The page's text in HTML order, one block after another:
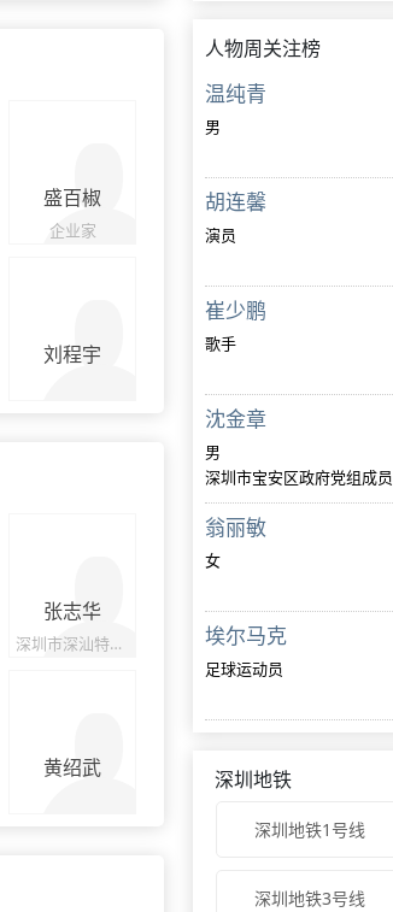
盛百椒
企业家
刘程宇
张志华
深圳市深汕特别合作区党工委委员、管委会副主任
黄绍武
人物周关注榜
温纯青
男
胡连馨
演员
崔少鹏
歌手
沈金章
男
翁丽敏
女
埃尔马克
足球运动员
深圳地铁
深圳地铁1号线
深圳地铁3号线